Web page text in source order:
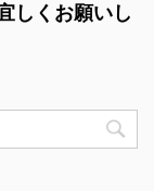
しくお願いし